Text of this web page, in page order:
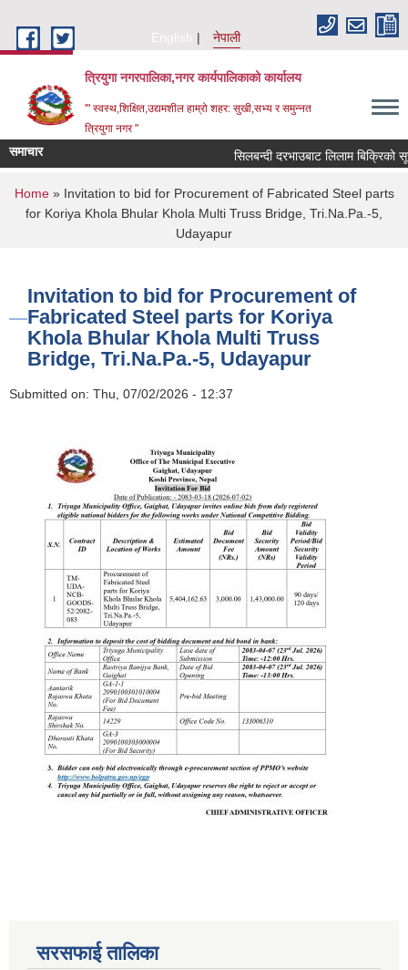
English
नेपाली
त्रियुगा नगरपालिका,नगर कार्यपालिकाको कार्यालय
'" स्वस्थ,शिक्षित,उद्यमशील हाम्रो शहर: सुखी,सभ्य र समुन्नत
त्रियुगा नगर "
समाचार सिलबन्दी दरभाउबाट लिलाम बिक्रिको
You are here
Home» Invitation to bid for Procurement of Fabricated Steel parts
for Koriya Khola Bhular Khola Multi Truss Bridge, Tri.Na.Pa.-5,
Udayapur
Invitation to bid for Procurement of
Fabricated Steel parts for Koriya
Khola Bhular Khola Multi Truss
Bridge, Tri.Na.Pa.-5, Udayapur
Submitted on: Thu, 07/02/2026 - 12:37
सरसफाई तालिका